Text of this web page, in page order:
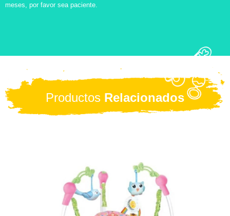
meses, por favor sea paciente.
Productos Relacionados